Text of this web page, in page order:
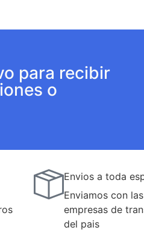
para recibir
o
Envios a toda
Enviamos con
empresas de
del pais